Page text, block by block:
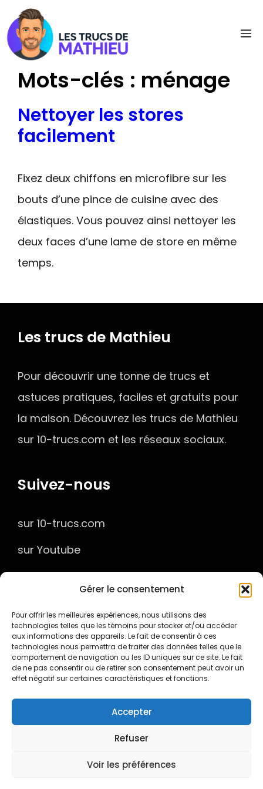
Gérer le consentement
Pour offrir les meilleures expériences, nous utilisons des
technologies telles que les témoins pour stocker et/ou accéder
aux informations des appareils. Le fait de consentir à ces
technologies nous permettra de traiter des données telles que le
comportement de navigation ou les ID uniques sur ce site. Le fait
de ne pas consentir ou de retirer son consentement peut avoir un
effet négatif sur certaines caractéristiques et fonctions.
Accepter
Refuser
Voir les préférences
Aller
au
contenu
Mots-clés : ménage
Nettoyer les stores
facilement
Fixez deux chiffons en microfibre sur les
bouts d’une pince de cuisine avec des
élastiques. Vous pouvez ainsi nettoyer les
deux faces d’une lame de store en même
temps.
Les trucs de Mathieu
Pour découvrir une tonne de trucs et
astuces pratiques, faciles et gratuits pour
la maison. Découvrez les trucs de Mathieu
sur 10-trucs.com et les réseaux sociaux.
Suivez-nous
sur 10-trucs.com
sur Youtube
sur Facebook
sur Instagram
sur Pinterest
Contactez-moi
lestrucsdemathieu@gmail.com